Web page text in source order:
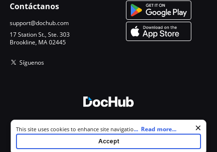
Contáctanos
support@dochub.com
17 Station St., Ste. 303
Brookline, MA 02445
Síguenos
Todos los derechos reservados.
Cookie consent notice
This site uses cookies to enhance site navigation and personalize
your experience. By using this site you agree to our use of cookies as
described in our
. You can modify your selections by
... Read more...
Accept